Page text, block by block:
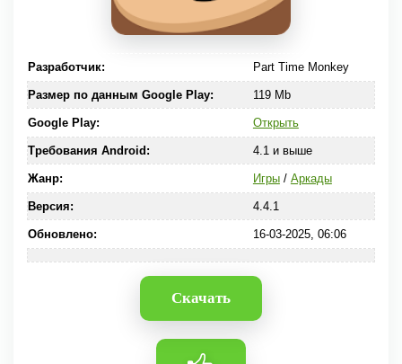
Разработчик: Part Time Monkey
Размер по данным Google Play: 119 Mb
Google Play: Открыть
Требования Android: 4.1 и выше
Жанр: Игры/ Аркады
Версия: 4.4.1
Обновлено: 16-03-2025, 06:06
Скачать